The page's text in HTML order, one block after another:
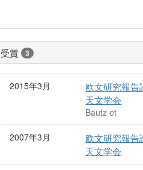
受賞 3
2015年3月
欧文研究報
天文学会
Bautz et
2007年3月
欧文研究報
天文学会